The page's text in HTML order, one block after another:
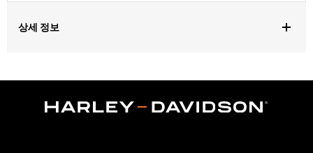
상세 정보
WARRANTY:1 year limited warranty – Go towww.h-